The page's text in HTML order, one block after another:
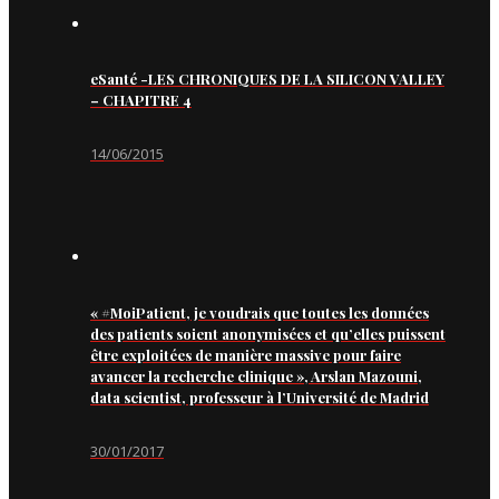
eSanté -LES CHRONIQUES DE LA SILICON VALLEY
– CHAPITRE 4
14/06/2015
« #MoiPatient, je voudrais que toutes les données
des patients soient anonymisées et qu’elles puissent
être exploitées de manière massive pour faire
avancer la recherche clinique », Arslan Mazouni,
data scientist, professeur à l’Université de Madrid
30/01/2017